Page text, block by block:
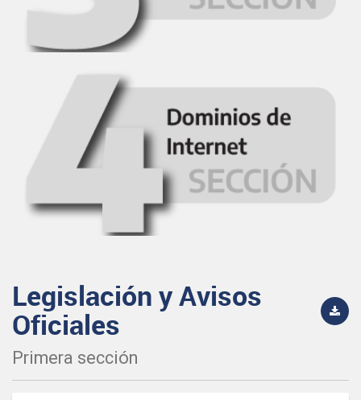
Legislación y Avisos
Oficiales
Primera sección